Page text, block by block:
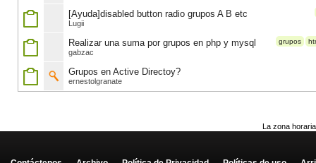
[Ayuda]disabled button radio grupos A B etc
Lugii
grupos
Realizar una suma por grupos en php y mysql
gabzac
Grupos en Active Directoy?
ernestolgranate
La zona